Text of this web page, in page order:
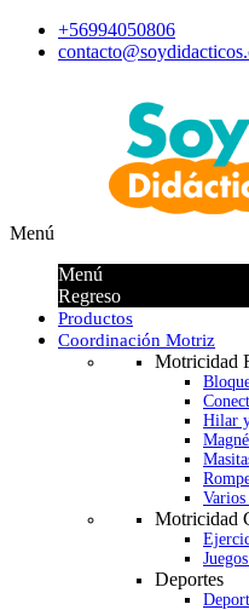
+56994050806
Menú
Menú
Regreso
Productos
Coordinación Motriz
Motricidad
Hilar
Motricidad
Deportes